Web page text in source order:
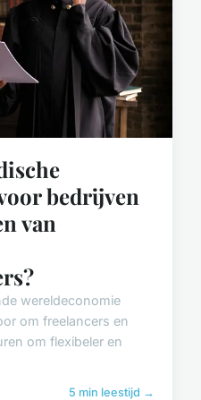
bedrijven
van
wereldeconomie
om freelancers en
om flexibeler en
5 min leestijd →